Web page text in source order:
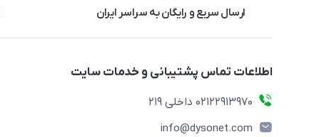
ارسال سریع و رایگان به سراسر ایران
اطلاعات تماس پشتیبانی و خدمات سایت
02122913970 داخلی 219
info@dysonet.com